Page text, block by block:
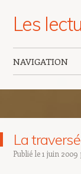
Les
NAVIGATION
La
Publié le1 juin 2009